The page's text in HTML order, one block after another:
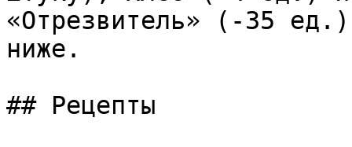
«Отрезвитель» (-35
ниже.
## Рецепты